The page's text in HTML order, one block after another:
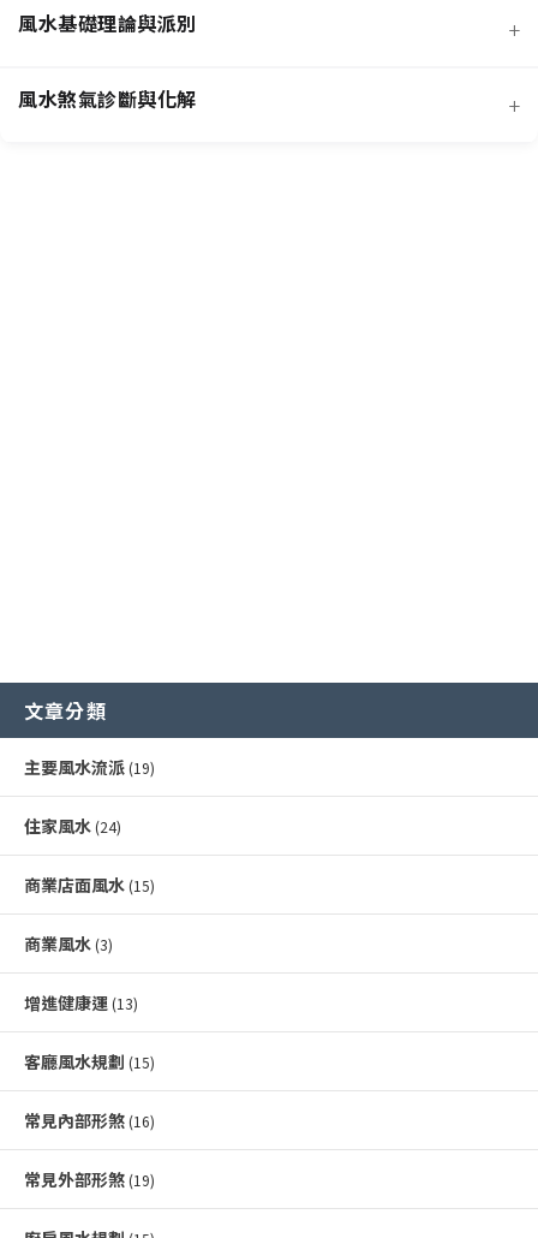
風水基礎理論與派別 +
風水煞氣診斷與化解 +
文章分類
主要風水流派 (19)
住家風水 (24)
商業店面風水 (15)
商業風水 (3)
增進健康運 (13)
客廳風水規劃 (15)
常見內部形煞 (16)
常見外部形煞 (19)